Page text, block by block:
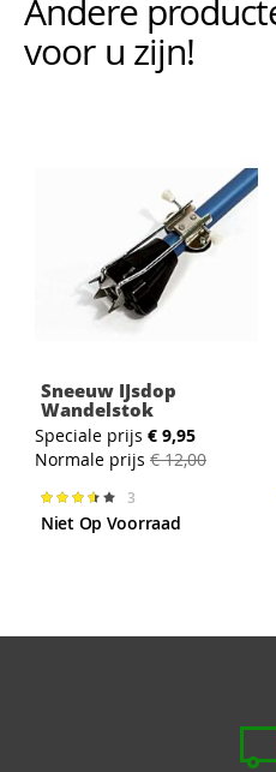
Andere
voor u zijn!
Sneeuw IJsdop
Wandelstok
Speciale prijs € 9,95
Normale prijs € 12,00
Waardering:
73%
3
Niet Op Voorraad